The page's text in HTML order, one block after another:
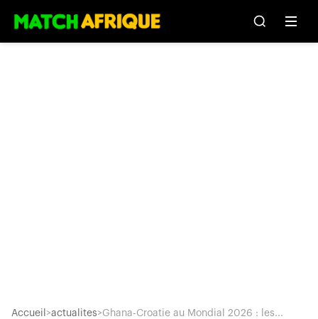
Accueil >actualites>Ghana-Croatie au Mondial 2026 : les...